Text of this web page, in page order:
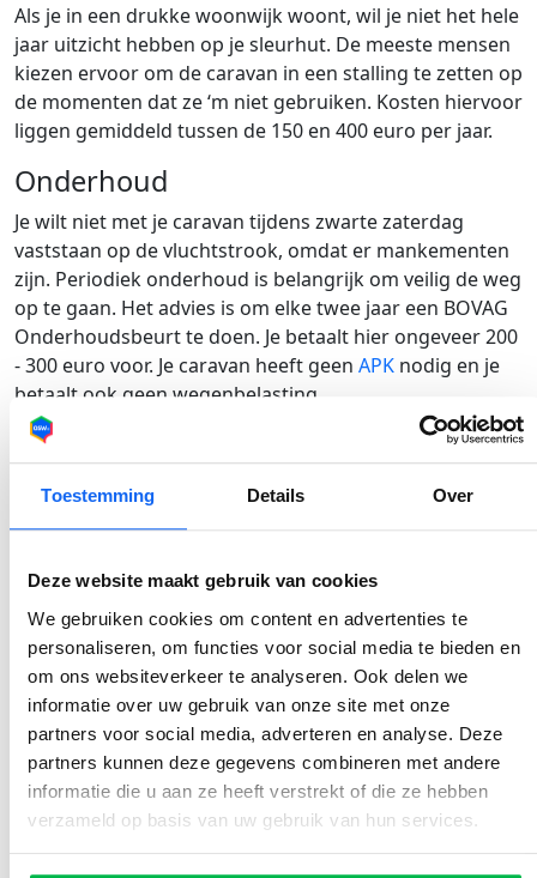
Toestemming Details Over
Deze website maakt gebruik van cookies
We gebruiken cookies om content en advertenties te
personaliseren, om functies voor social media te bieden en
om ons websiteverkeer te analyseren. Ook delen we
informatie over uw gebruik van onze site met onze
partners voor social media, adverteren en analyse. Deze
partners kunnen deze gegevens combineren met andere
informatie die u aan ze heeft verstrekt of die ze hebben
verzameld op basis van uw gebruik van hun services.
Als je in een drukke woonwijk woont, wil je niet het hele
jaar uitzicht hebben op je sleurhut. De meeste mensen
kiezen ervoor om de caravan in een stalling te zetten op
de momenten dat ze ‘m niet gebruiken. Kosten hiervoor
liggen gemiddeld tussen de 150 en 400 euro per jaar.
Onderhoud
Je wilt niet met je caravan tijdens zwarte zaterdag
vaststaan op de vluchtstrook, omdat er mankementen
zijn. Periodiek onderhoud is belangrijk om veilig de weg
op te gaan. Het advies is om elke twee jaar een BOVAG
Onderhoudsbeurt te doen. Je betaalt hier ongeveer 200
- 300 euro voor. Je caravan heeft geen APK nodig en je
betaalt ook geen wegenbelasting.
Extra brandstofkosten
Je caravan heeft geen motor - en dus ook geen
brandstoftank -, maar je auto verbruikt extra brandstof
significant verschil: hou rekening met 30-60% extra
brandstofverbruik. Ga je richting Spanje, dan tel je een
paar honderd euro op bovenop de standaard
brandstofkosten.
Staanplaatskosten
Ook al rijd je met je ‘huisje op wielen’ door Europa, dat
betekent niet dat overnachten gratis is. Vaak mag je
niet wildkamperen en ben je aangewezen op een
camping. Hiervoor betaal je staanplaatskosten. Dit zijn
een paar tientjes per nacht (afhankelijk van het land en